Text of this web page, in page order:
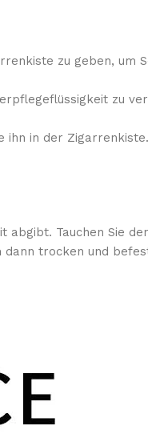
zu geben, um
zu
in der
Tauchen Sie
trocken und